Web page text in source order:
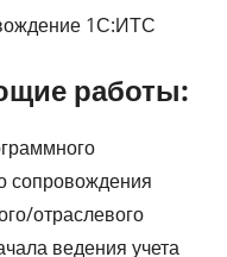
1С:ИТС
работы:
сопровождения
отраслевого
ведения учета